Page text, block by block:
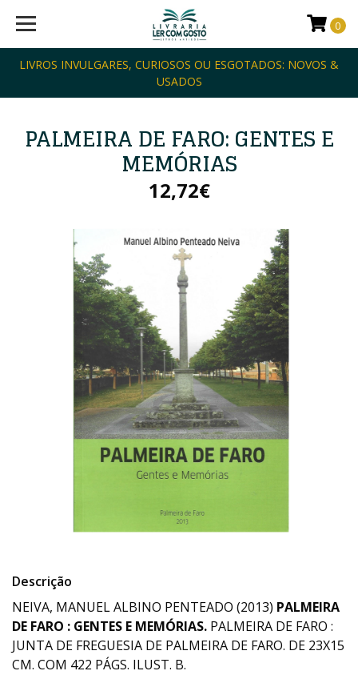
LIVROS INVULGARES, CURIOSOS OU ESGOTADOS: NOVOS &
USADOS
0
PALMEIRA DE FARO: GENTES E
MEMÓRIAS
12,72€
Descrição
NEIVA, MANUEL ALBINO PENTEADO (2013) PALMEIRA
DE FARO : GENTES E MEMÓRIAS. PALMEIRA DE FARO :
JUNTA DE FREGUESIA DE PALMEIRA DE FARO. DE 23X15
CM. COM 422 PÁGS. ILUST. B.